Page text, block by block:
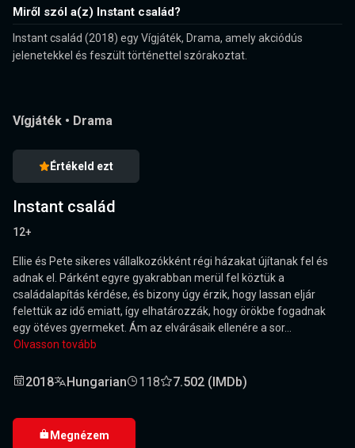
Miről szól a(z) Instant család?
Instant család (2018) egy Vígjáték, Drama, amely akciódús
jelenetekkel és feszült történettel szórakoztat.
Vígjáték • Drama
Értékeld ezt
Instant család
12+
Ellie és Pete sikeres vállalkozókként régi házakat újítanak fel és
adnak el. Párként egyre gyakrabban merül fel köztük a
családalapítás kérdése, és bizony úgy érzik, hogy lassan eljár
felettük az idő emiatt, így elhatározzák, hogy örökbe fogadnak
egy ötéves gyermeket. Ám az elvárásaik ellenére a sor...
Olvasson tovább
2018 Hungarian 118 7.502 (IMDb)
Megnézem